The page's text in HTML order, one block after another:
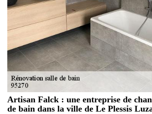
Artisan Falck : une entreprise de
de bain dans la ville de Le Plessis